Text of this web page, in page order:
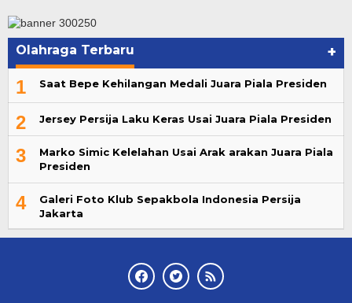
Olahraga Terbaru +
1 Saat Bepe Kehilangan Medali Juara Piala Presiden
2 Jersey Persija Laku Keras Usai Juara Piala Presiden
3
Marko Simic Kelelahan Usai Arak arakan Juara Piala
Presiden
4
Galeri Foto Klub Sepakbola Indonesia Persija
Jakarta